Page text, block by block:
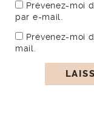
Prévenez-moi
par e-mail.
Prévenez-moi
mail.